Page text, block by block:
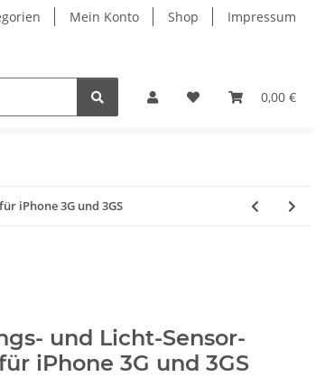
Mein Konto Shop Impressum
0,00 €
iPhone 3G und 3GS
und Licht-Sensor-
iPhone 3G und 3GS